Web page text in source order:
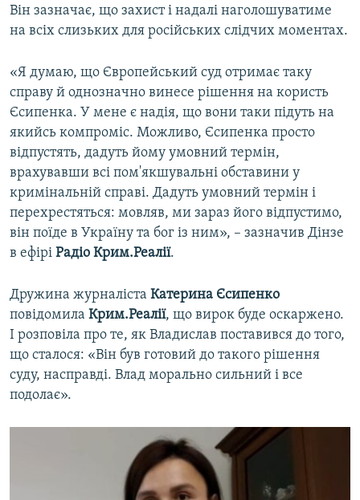
Він зазначає, що захист і надалі наголошуватиме
на всіх слизьких для російських слідчих моментах.
«Я думаю, що Європейський суд отримає таку
справу й однозначно винесе рішення на користь
Єсипенка. У мене є надія, що вони таки підуть на
якийсь компроміс. Можливо, Єсипенка просто
відпустять, дадуть йому умовний термін,
врахувавши всі пом'якшувальні обставини у
кримінальній справі. Дадуть умовний термін і
перехрестяться: мовляв, ми зараз його відпустимо,
він поїде в Україну та бог із ним», – зазначив Дінзе
в ефірі Радіо Крим.Реалії.
Дружина журналіста Катерина Єсипенко
повідомила Крим.Реалії, що вирок буде оскаржено.
І розповіла про те, як Владислав поставився до того,
що сталося: «Він був готовий до такого рішення
суду, насправді. Влад морально сильний і все
подолає».